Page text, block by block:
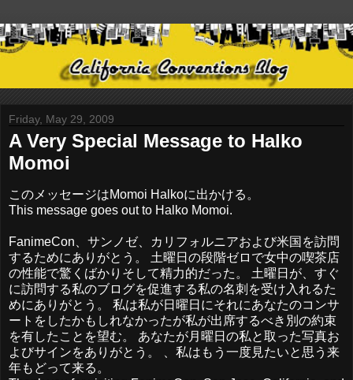
Friday, May 29, 2009
A Very Special Message to Halko
Momoi
このメッセージはMomoi Halkoに出かける。
This message goes out to Halko Momoi.
FanimeCon、サンノゼ、カリフォルニアおよび米国を訪問
するためにありがとう。 土曜日の段階ゼロで女中の喫茶店
の性能で驚くばかりそして精力的だった。 土曜日が、すぐ
に訪問する私のブログを促進する私の名刺を受け入れるた
めにありがとう。 私は私が日曜日にそれにあなたのコンサ
ートをしたかもしれなかったが私が出席するべき別の約束
を有したことを望む。 あなたが月曜日の私と取った写真お
よびサインをありがとう。 、私はもう一度見たいと思う来
年もどって来る。